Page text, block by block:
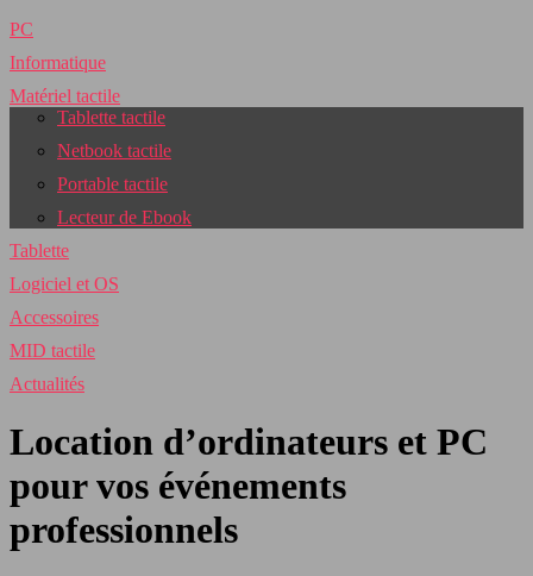
PC
Informatique
Matériel tactile
Tablette tactile
Netbook tactile
Portable tactile
Lecteur de Ebook
Tablette
Logiciel et OS
Accessoires
MID tactile
Actualités
Location d’ordinateurs et PC
pour vos événements
professionnels